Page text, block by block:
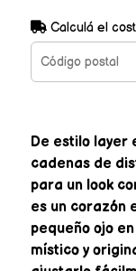
Calculá el
De estilo layer
cadenas de
para un look
es un corazón
pequeño ojo
místico y